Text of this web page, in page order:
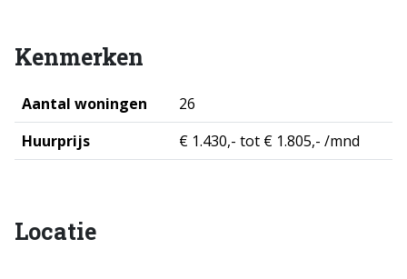
Kenmerken
Aantal woningen
26
Huurprijs
€ 1.430,- tot € 1.805,- /mnd
Locatie